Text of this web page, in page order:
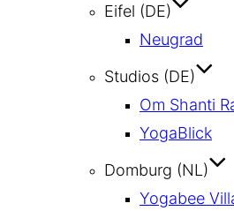
Eifel (DE)
Neugrad
Studios (DE)
Om Shanti
YogaBlick
Domburg (NL)
Yogabee